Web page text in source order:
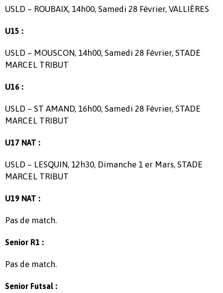
USLD – ROUBAIX, 14h00, Samedi 28 Février, VALLIÈRES
U15 :
USLD – MOUSCON, 14h00, Samedi 28 Février, STADE
MARCEL TRIBUT
U16 :
USLD – ST AMAND, 16h00, Samedi 28 Février, STADE
MARCEL TRIBUT
U17 NAT :
USLD – LESQUIN, 12h30, Dimanche 1 er Mars, STADE
MARCEL TRIBUT
U19 NAT :
Pas de match.
Senior R1 :
Pas de match.
Senior Futsal :